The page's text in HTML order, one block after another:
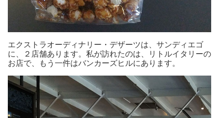
エクストラオーディナリー・デザーツは、サンディエゴ
に、２店舗あります。私が訪れたのは、リトルイタリーの
お店で、もう一件はバンカーズヒルにあります。